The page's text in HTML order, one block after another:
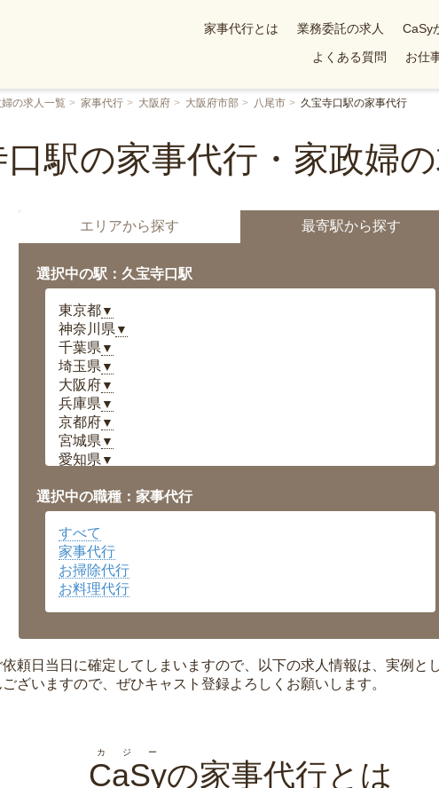
家事代行とは 業務委託の求人 CaSy
よくある質問
お仕
の求人一覧 家事代行 大阪府 大阪府市部 八尾市 久宝寺口駅の家事代行
口駅の家事代行・家政婦
エリアから探す 最寄駅から探す
選択中の駅：久宝寺口駅
東京都▼
神奈川県 ▼
千葉県 ▼
埼玉県 ▼
大阪府▼
兵庫県 ▼
京都府▼
宮城県 ▼
愛知県 ▼
岡山県▼
広島県▼
沖縄県
選択中の職種：家事代行
すべて
家事代行
お掃除代行
お料理代行
頼日当日に確定してしまいますので、以下の求人情報は、実例と
ざいますので、ぜひキャスト登録よろしくお願いします。
CaSy
カジー
の家事代行とは